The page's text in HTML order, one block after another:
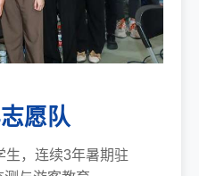
愿队
生，连续3年暑期驻